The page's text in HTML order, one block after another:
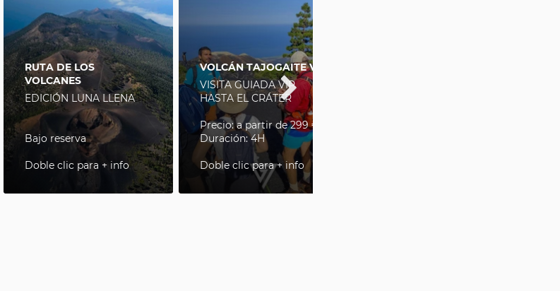
RUTA DE LOS
VOLCANES
EDICIÓN LUNA LLENA
Bajo reserva
Doble clic para + info
VOLCÁN TAJOGAITE VIP
VISITA GUIADA VIP
HASTA EL CRÁTER
Precio: a partir de 299 €
Duración: 4H
Doble clic para + info